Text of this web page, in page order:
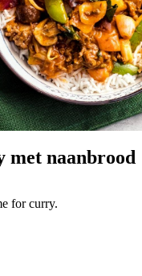
met naanbrood
for curry.